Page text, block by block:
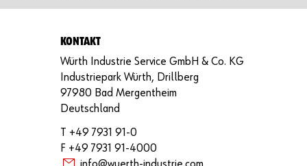
i
n
KONTAKT
Würth Industrie Service GmbH & Co. KG
Industriepark Würth, Drillberg
97980 Bad Mergentheim
Deutschland
T +49 7931 91-0
F +49 7931 91-4000